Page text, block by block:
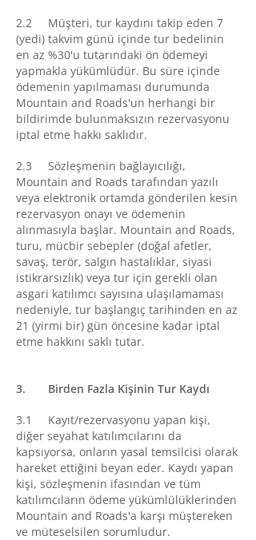
2.2 Müşteri, tur kaydını takip eden 7
(yedi) takvim günü içinde tur bedelinin
en az %30'u tutarındaki ön ödemeyi
yapmakla yükümlüdür. Bu süre içinde
ödemenin yapılmaması durumunda
Mountain and Roads'un herhangi bir
bildirimde bulunmaksızın rezervasyonu
iptal etme hakkı saklıdır.
2.3 Sözleşmenin bağlayıcılığı,
Mountain and Roads tarafından yazılı
veya elektronik ortamda gönderilen kesin
rezervasyon onayı ve ödemenin
alınmasıyla başlar. Mountain and Roads,
turu, mücbir sebepler (doğal afetler,
savaş, terör, salgın hastalıklar, siyasi
istikrarsızlık) veya tur için gerekli olan
asgari katılımcı sayısına ulaşılamaması
nedeniyle, tur başlangıç tarihinden en az
21 (yirmi bir) gün öncesine kadar iptal
etme hakkını saklı tutar.
3. Birden Fazla Kişinin Tur Kaydı
3.1 Kayıt/rezervasyonu yapan kişi,
diğer seyahat katılımcılarını da
kapsıyorsa, onların yasal temsilcisi olarak
hareket ettiğini beyan eder. Kaydı yapan
kişi, sözleşmenin ifasından ve tüm
katılımcıların ödeme yükümlülüklerinden
Mountain and Roads'a karşı müştereken
ve müteselsilen sorumludur.